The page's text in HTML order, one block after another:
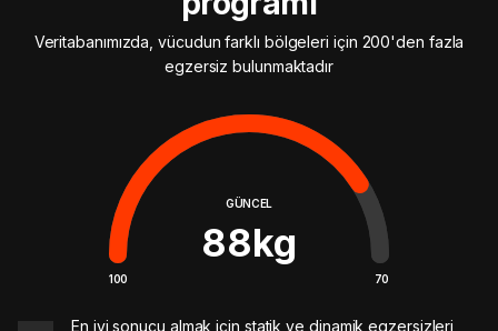
Veritabanımızda, vücudun farklı bölgeleri için 200'den fazla
egzersiz bulunmaktadır
GÜNCEL
88kg
100 70
En iyi sonucu almak için statik ve dinamik egzersizleri